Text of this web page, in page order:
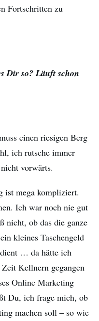
Fortschritten zu
Dir so? Läuft schon
einen riesigen Berg
ich rutsche immer
vorwärts.
ist mega kompliziert.
Ich war noch nie gut
nicht, ob das die ganze
kleines Taschengeld
… da hätte ich
Kellnern gegangen
Online Marketing
Du, ich frage mich, ob
machen soll – so wie